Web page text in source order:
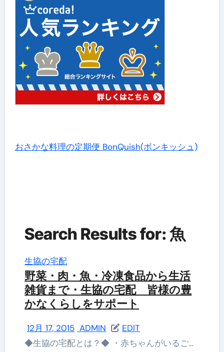
おさかな料理の定期便 BonQuish(ボンキッシュ)
Search Results for: 魚
生協の宅配
野菜・肉・魚・冷凍食品から生活
雑貨まで・生協の宅配 皆様の豊
かなくらしをサポート
12月 17, 2015 ADMIN
EDIT
◆生協の宅配とは？◆ ・赤ちゃんがいるご…